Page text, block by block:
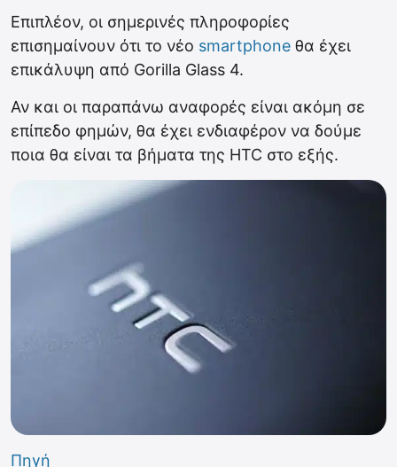
Επιπλέον, οι σημερινές πληροφορίες
επισημαίνουν ότι το νέο smartphone θα έχει
επικάλυψη από Gorilla Glass 4.
Αν και οι παραπάνω αναφορές είναι ακόμη σε
επίπεδο φημών, θα έχει ενδιαφέρον να δούμε
ποια θα είναι τα βήματα της HTC στο εξής.
Πηγή